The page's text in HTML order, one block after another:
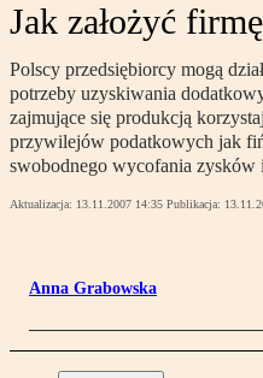
Jak założyć
Polscy przedsiębiorcy mogą
potrzeby uzyskiwania
zajmujące się produkcją
przywilejów podatkowych jak
swobodnego wycofania zysków
Aktualizacja: 13.11.2007 14:35 Publikacja:
Anna Grabowska